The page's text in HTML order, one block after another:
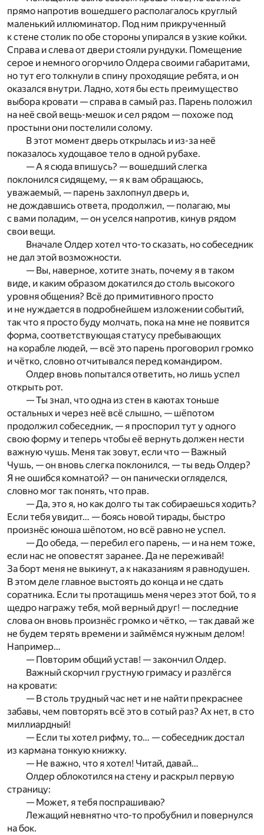
прямо напротив вошедшего располагалось круглый
маленький иллюминатор. Под ним прикрученный
к стене столик по обе стороны упирался в узкие койки.
Справа и слева от двери стояли рундуки. Помещение
серое и немного огорчило Олдера своими габаритами,
но тут его толкнули в спину проходящие ребята, и он
оказался внутри. Ладно, хотя бы есть преимущество
выбора кровати — справа в самый раз. Парень положил
на неё свой вещь-мешок и сел рядом — похоже под
простыни они постелили солому.
В этот момент дверь открылась и из-за неё
показалось худощавое тело в одной рубахе.
— А я сюда впишусь? — вошедший слегка
поклонился сидящему, — я к вам обращаюсь,
уважаемый, — парень захлопнул дверь и,
не дождавшись ответа, продолжил, — полагаю, мы
с вами поладим, — он уселся напротив, кинув рядом
свои вещи.
Вначале Олдер хотел что-то сказать, но собеседник
не дал этой возможности.
— Вы, наверное, хотите знать, почему я в таком
виде, и каким образом докатился до столь высокого
уровня общения? Всё до примитивного просто
и не нуждается в подробнейшем изложении событий,
так что я просто буду молчать, пока на мне не появится
форма, соответствующая статусу пребывающих
на корабле людей, — всё это парень проговорил громко
и чётко, словно отчитывался перед командиром.
Олдер вновь попытался ответить, но лишь успел
открыть рот.
— Ты знал, что одна из стен в каютах тоньше
остальных и через неё всё слышно, — шёпотом
продолжил собеседник, — я проспорил тут у одного
свою форму и теперь чтобы её вернуть должен нести
важную чушь. Меня так зовут, если что — Важный
Чушь, — он вновь слегка поклонился, — ты ведь Олдер?
Я не ошибся комнатой? — он панически огляделся,
словно мог так понять, что прав.
— Да, это я, но как долго ты так собираешься ходить?
Если тебя увидит… — боясь новой тирады, быстро
произнёс юноша шёпотом, но всё равно не успел.
— До обеда, — перебил его парень, — и на нем тоже,
если нас не оповестят заранее. Да не переживай!
За борт меня не выкинут, а к наказаниям я равнодушен.
В этом деле главное выстоять до конца и не сдать
соратника. Если ты протащишь меня через этот бой, то я
щедро награжу тебя, мой верный друг! — последние
слова он вновь произнёс громко и чётко, — так давай же
не будем терять времени и займёмся нужным делом!
Например…
— Повторим общий устав! — закончил Олдер.
Важный скорчил грустную гримасу и разлёгся
на кровати:
— В столь трудный час нет и не найти прекраснее
забавы, чем повторять всё это в сотый раз? Ах нет, в сто
миллиардный!
— Если ты хотел рифму, то… — собеседник достал
из кармана тонкую книжку.
— Не важно, что я хотел! Читай, давай…
Олдер облокотился на стену и раскрыл первую
страницу:
— Может, я тебя поспрашиваю?
Лежащий невнятно что-то пробубнил и повернулся
на бок.